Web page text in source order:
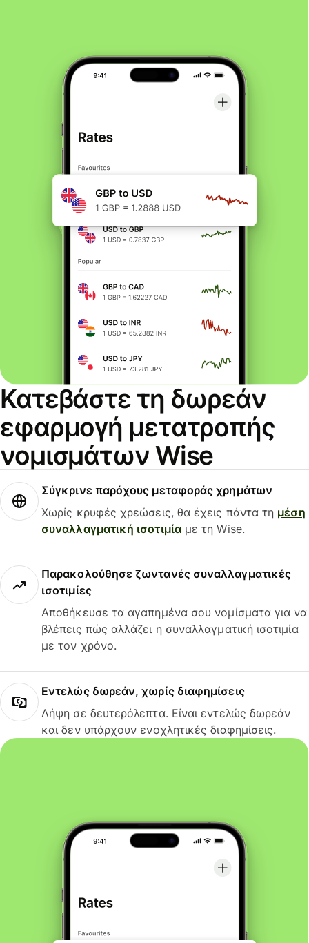
Κατεβάστε τη δωρεάν
εφαρμογή μετατροπής
νομισμάτων Wise
Σύγκρινε παρόχους μεταφοράς χρημάτων
Χωρίς κρυφές χρεώσεις, θα έχεις πάντα τη μέση
συναλλαγματική ισοτιμίαμε τη Wise.
Παρακολούθησε ζωντανές συναλλαγματικές
ισοτιμίες
Αποθήκευσε τα αγαπημένα σου νομίσματα για να
βλέπεις πώς αλλάζει η συναλλαγματική ισοτιμία
με τον χρόνο.
Εντελώς δωρεάν, χωρίς διαφημίσεις
Λήψη σε δευτερόλεπτα. Είναι εντελώς δωρεάν
και δεν υπάρχουν ενοχλητικές διαφημίσεις.